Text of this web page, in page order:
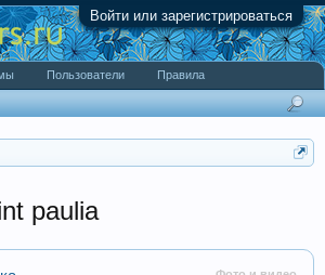
Войти или зарегистрироваться
paulia
Пользователи Правила